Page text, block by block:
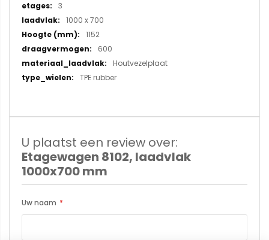
3
1000 x 700
1152
600
Houtvezelplaat
TPE rubber
U plaatst een review over:
Etagewagen 8102, laadvlak
1000x700 mm
Uw naam